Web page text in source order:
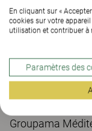
Groupama
En cliquant sur «
cookies sur votre
utilisation et contribuer à
Paramètres des